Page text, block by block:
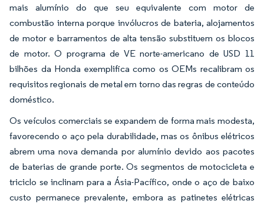
mais alumínio do que seu equivalente com motor de
combustão interna porque invólucros de bateria, alojamentos
de motor e barramentos de alta tensão substituem os blocos
de motor. O programa de VE norte-americano de USD 11
bilhões da Honda exemplifica como os OEMs recalibram os
requisitos regionais de metal em torno das regras de conteúdo
doméstico.
Os veículos comerciais se expandem de forma mais modesta,
favorecendo o aço pela durabilidade, mas os ônibus elétricos
abrem uma nova demanda por alumínio devido aos pacotes
de baterias de grande porte. Os segmentos de motocicleta e
triciclo se inclinam para a Ásia-Pacífico, onde o aço de baixo
custo permanece prevalente, embora as patinetes elétricas